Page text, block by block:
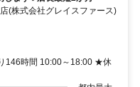
(株式会社グレイスファース)
146時間 10:00～18:00 ★休